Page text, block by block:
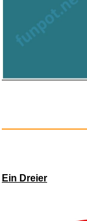
Ein Dreier